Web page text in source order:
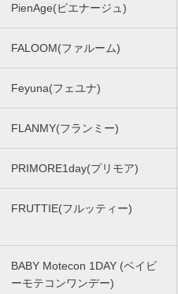
PienAge(ピエナージュ)
FALOOM(ファルーム)
Feyuna(フェユナ)
FLANMY(フランミー)
PRIMORE1day(プリモア)
FRUTTIE(フルッティー)
BABY Motecon 1DAY (ベイビ
ーモテコンワンデー)